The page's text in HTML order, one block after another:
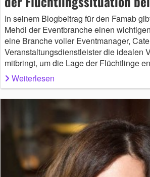
In seinem Blogbeitrag für den Famab
Mehdi der Eventbranche einen
eine Branche voller Eventmanager,
Veranstaltungsdienstleister die idealen
mitbringt, um die Lage der Flüchtlinge
Weiterlesen